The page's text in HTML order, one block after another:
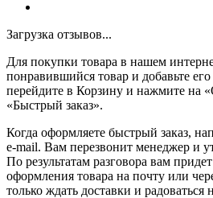
Загрузка отзывов...
Для покупки товара в нашем
понравившийся товар и добавьте
перейдите в Корзину и нажмите на
«Быстрый заказ».
Когда оформляете быстрый заказ,
e-mail. Вам перезвонит менеджер и
По результатам разговора вам
оформления товара на почту или
только ждать доставки и радоваться